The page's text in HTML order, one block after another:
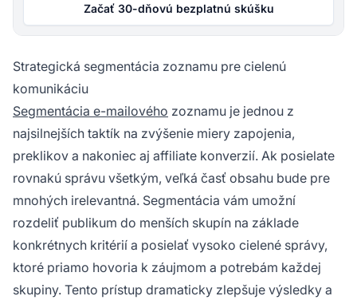
Začať 30-dňovú bezplatnú skúšku
Strategická segmentácia zoznamu pre cielenú
komunikáciu
Segmentácia e-mailového zoznamu je jednou z
najsilnejších taktík na zvýšenie miery zapojenia,
preklikov a nakoniec aj affiliate konverzií. Ak posielate
rovnakú správu všetkým, veľká časť obsahu bude pre
mnohých irelevantná. Segmentácia vám umožní
rozdeliť publikum do menších skupín na základe
konkrétnych kritérií a posielať vysoko cielené správy,
ktoré priamo hovoria k záujmom a potrebám každej
skupiny. Tento prístup dramaticky zlepšuje výsledky a